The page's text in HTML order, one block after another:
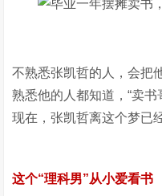
不熟悉张凯哲的人，会把
熟悉他的人都知道，“卖书
现在，张凯哲离这个梦已
这个“理科男”从小爱看书